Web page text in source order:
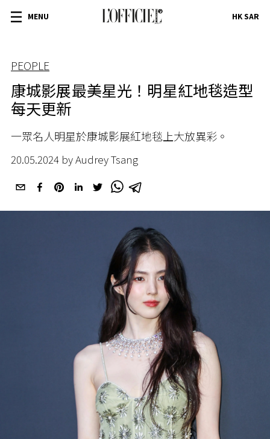
MENU HK SAR
PEOPLE
康城影展最美星光！明星紅地毯造型
每天更新
一眾名人明星於康城影展紅地毯上大放異彩。
20.05.2024 by Audrey Tsang